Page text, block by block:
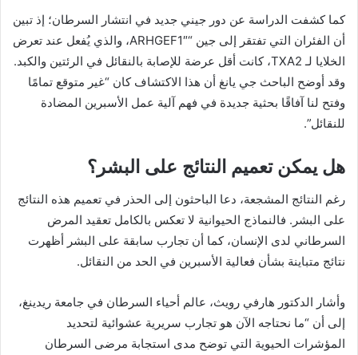
كما كشفت الدراسة عن دور جيني جديد في انتشار السرطان؛ إذ تبين
أن الفئران التي تفتقر إلى جين “ARHGEF1″، والذي يُفعل عند تعرض
الخلايا لـ TXA2، كانت أقل عرضة للإصابة بالنقائل في الرئتين والكبد.
وقد أوضح الباحث جي يانغ أن هذا الاكتشاف كان “غير متوقع تمامًا
وفتح لنا آفاقًا بحثية جديدة في فهم آلية عمل الأسبرين المضادة
للنقائل”.
هل يمكن تعميم النتائج على البشر؟
رغم النتائج المشجعة، دعا الباحثون إلى الحذر في تعميم هذه النتائج
على البشر. فالنماذج الحيوانية لا تعكس بالكامل تعقيد المرض
السرطاني لدى الإنسان، كما أن تجارب سابقة على البشر أظهرت
نتائج متباينة بشأن فعالية الأسبرين في الحد من النقائل.
وأشار الدكتور هارفي رويث، عالم أحياء السرطان في جامعة ريدينغ،
إلى أن “ما نحتاجه الآن هو تجارب سريرية عشوائية لتحديد
المؤشرات الحيوية التي توضح مدى استجابة مرضى السرطان